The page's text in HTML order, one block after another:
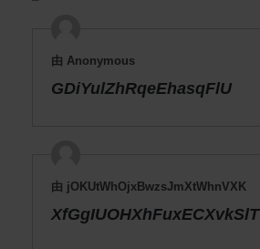
由 Anonymous
GDiYulZhRqeEhasqFlU
由 jOKUtWhOjxBwzsJmXtWhnVXK
XfGgIUOHXhFuxECXvkSlT